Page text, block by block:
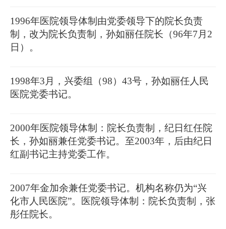
1996年医院领导体制由党委领导下的院长负责
制，改为院长负责制，孙如丽任院长（96年7月2
日）。
1998年3月，兴委组（98）43号，孙如丽任人民
医院党委书记。
2000年医院领导体制：院长负责制，纪日红任院
长，孙如丽兼任党委书记。至2003年，后由纪日
红副书记主持党委工作。
2007年金加余兼任党委书记。机构名称仍为“兴
化市人民医院”。医院领导体制：院长负责制，张
彤任院长。